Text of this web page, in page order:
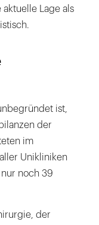
Lage als
ist,
der
im
Unikliniken
noch 39
der